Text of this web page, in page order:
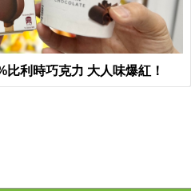
利時巧克力 大人味爆紅！